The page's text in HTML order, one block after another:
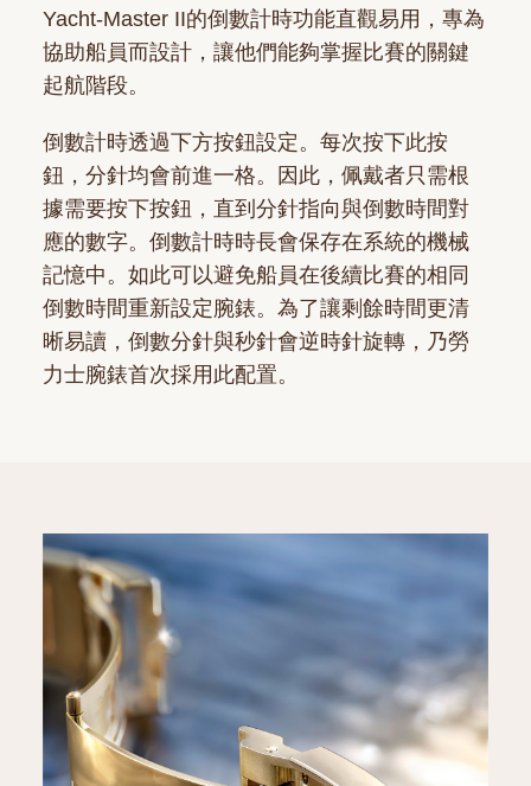
Yacht-Master II的倒數計時功能直觀易用，專為
協助船員而設計，讓他們能夠掌握比賽的關鍵
起航階段。
倒數計時透過下方按鈕設定。每次按下此按
鈕，分針均會前進一格。因此，佩戴者只需根
據需要按下按鈕，直到分針指向與倒數時間對
應的數字。倒數計時時長會保存在系統的機械
記憶中。如此可以避免船員在後續比賽的相同
倒數時間重新設定腕錶。為了讓剩餘時間更清
晰易讀，倒數分針與秒針會逆時針旋轉，乃勞
力士腕錶首次採用此配置。